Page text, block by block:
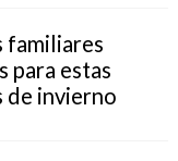
familiares
para estas
de invierno